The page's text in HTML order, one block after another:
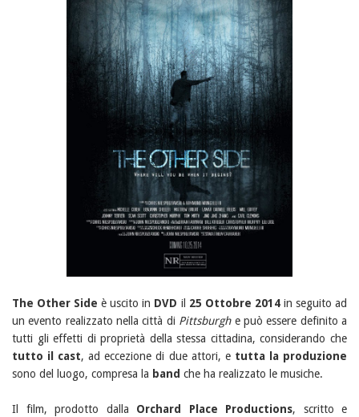
The Other Sideè uscito in DVD il 25 Ottobre 2014in seguito ad
un evento realizzato nella città di Pittsburghe può essere definito a
tutti gli effetti di proprietà della stessa cittadina, considerando che
tutto il cast, ad eccezione di due attori, e tutta la produzione
sono del luogo, compresa la band che ha realizzato le musiche.
Il film, prodotto dalla Orchard Place Productions, scritto e